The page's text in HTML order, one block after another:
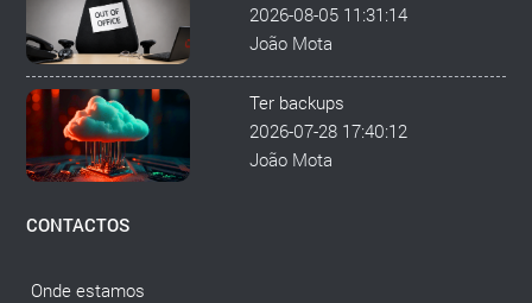
2026-08-05 11:31:14
João Mota
Ter backups
2026-07-28 17:40:12
João Mota
CONTACTOS
Onde estamos